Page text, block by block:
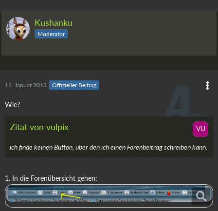
Kushanku
Moderator
11. Januar 2013 Offizieller Beitrag
Wie?
Zitat von vulpix
ich finde keinen Button, über den ich einen Forenbeitrag schreiben kann.
1. In die Forenübersicht gehen: